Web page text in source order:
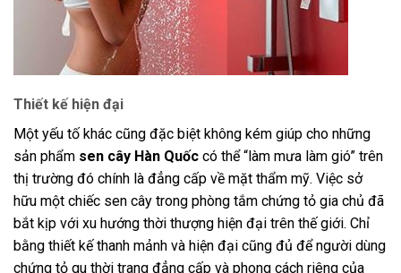
Thiết kế hiện đại
Một yếu tố khác cũng đặc biệt không kém giúp cho những
sản phẩm sen cây Hàn Quốc có thể “làm mưa làm gió” trên
thị trường đó chính là đẳng cấp về mặt thẩm mỹ. Việc sở
hữu một chiếc sen cây trong phòng tắm chứng tỏ gia chủ đã
bắt kịp với xu hướng thời thượng hiện đại trên thế giới. Chỉ
bằng thiết kế thanh mảnh và hiện đại cũng đủ để người dùng
chứng tỏ gu thời trang đẳng cấp và phong cách riêng của